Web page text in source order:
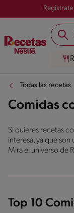
Todas las recetas
Comidas
Si quieres recetas
interesa, ya que son
Mira el universo de
Top 10